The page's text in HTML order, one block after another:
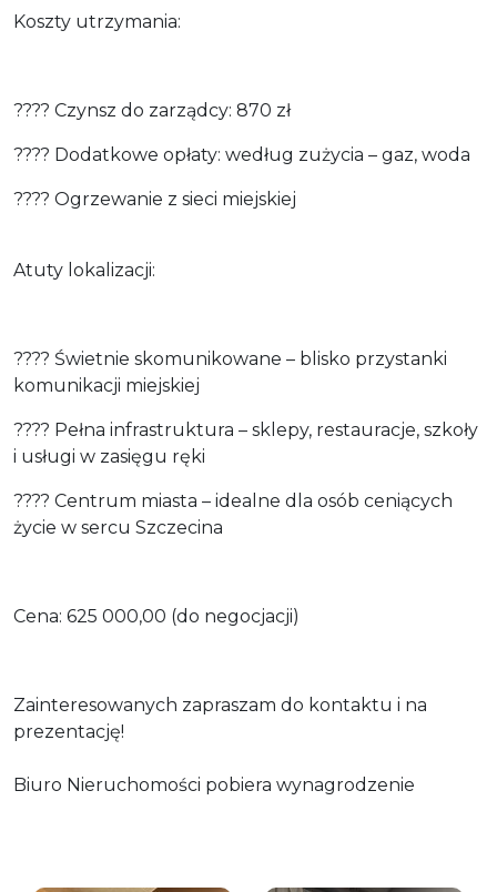
Koszty utrzymania:
???? Czynsz do zarządcy: 870 zł
???? Dodatkowe opłaty: według zużycia – gaz, woda
???? Ogrzewanie z sieci miejskiej
Atuty lokalizacji:
???? Świetnie skomunikowane – blisko przystanki
komunikacji miejskiej
???? Pełna infrastruktura – sklepy, restauracje, szkoły
i usługi w zasięgu ręki
???? Centrum miasta – idealne dla osób ceniących
życie w sercu Szczecina
Cena: 625 000,00 (do negocjacji)
Zainteresowanych zapraszam do kontaktu i na
prezentację!
Biuro Nieruchomości pobiera wynagrodzenie